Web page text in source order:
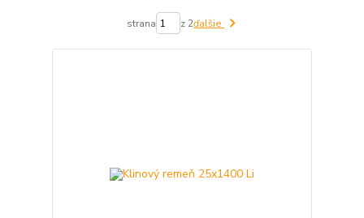
strana z 2ďalšie